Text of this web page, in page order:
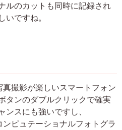
ルのカットも同時に記録され
いですね。
撮影が楽しいスマートフォン
タンのダブルクリックで確実
スにも強いですし、
ピュテーショナルフォトグラ